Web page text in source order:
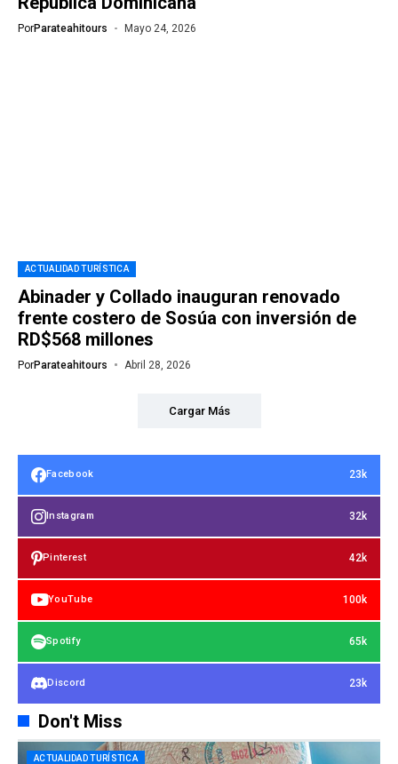
PorParateahitours Mayo 24, 2026
ACTUALIDAD TURÍSTICA
Abinader y Collado inauguran renovado
frente costero de Sosúa con inversión de
RD$568 millones
PorParateahitours Abril 28, 2026
Cargar Más
Facebook 23k
Instagram 32k
Pinterest 42k
YouTube 100k
Spotify 65k
Discord 23k
Don't Miss
ACTUALIDAD TURÍSTICA